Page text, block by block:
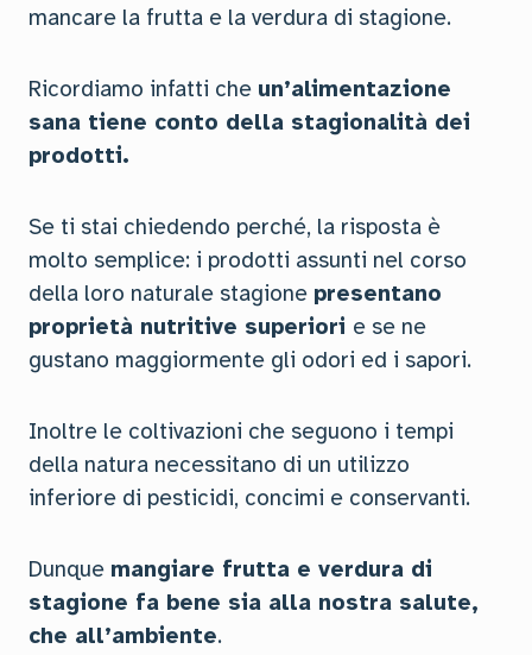
mancare la frutta e la verdura di stagione.
Ricordiamo infatti che un’alimentazione
sana tiene conto della stagionalità dei
prodotti.
Se ti stai chiedendo perché, la risposta è
molto semplice: i prodotti assunti nel corso
della loro naturale stagione presentano
proprietà nutritive superiori e se ne
gustano maggiormente gli odori ed i sapori.
Inoltre le coltivazioni che seguono i tempi
della natura necessitano di un utilizzo
inferiore di pesticidi, concimi e conservanti.
Dunque mangiare frutta e verdura di
stagione fa bene sia alla nostra salute,
che all’ambiente.